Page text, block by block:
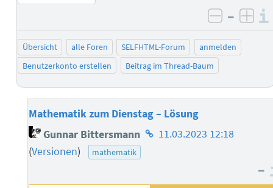
negativ
–
Übersicht alle Foren SELFHTML-Forum
anmelden
Benutzerkonto erstellen
Beitrag im Thread-Baum
Mathematik zum Dienstag – Lösung
Gunnar Bittersmann Homepage
11.03.2023 12:18
(Versionen) mathematik
–